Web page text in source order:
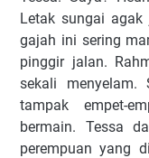
Letak sungai
gajah ini sering
pinggir jalan.
sekali menyelam.
tampak empet-
bermain. Tessa
perempuan yang